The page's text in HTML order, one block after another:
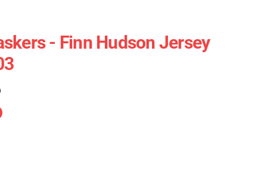
- Finn Hudson Jersey